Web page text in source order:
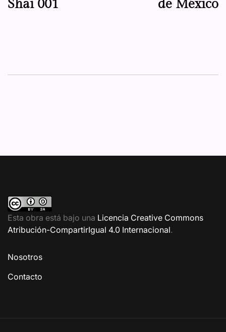
Shai 001
de México
Esta obra está bajo una Licencia Creative Commons
Atribución-CompartirIgual 4.0 Internacional.
Nosotros
Contacto